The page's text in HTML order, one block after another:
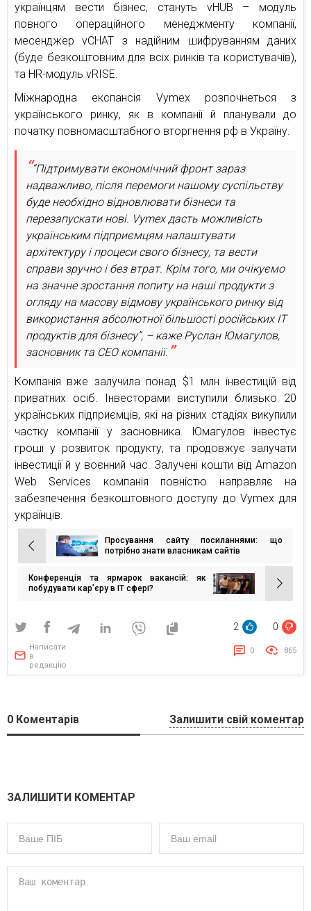
українцям вести бізнес, стануть vHUB – модуль
повного операційного менеджменту компанії,
месенджер vCHAT з надійним шифруванням даних
(буде безкоштовним для всіх ринків та користувачів),
та HR-модуль vRISE.
Міжнародна експансія Vymex розпочнеться з
українського ринку, як в компанії й планували до
початку повномасштабного вторгнення рф в Україну.
“Підтримувати економічний фронт зараз
надважливо, після перемоги нашому суспільству
буде необхідно відновлювати бізнеси та
перезапускати нові. Vymex дасть можливість
українським підприємцям налаштувати
архітектуру і процеси свого бізнесу, та вести
справи зручно і без втрат. Крім того, ми очікуємо
на значне зростання попиту на наші продукти з
огляду на масову відмову українського ринку від
використання абсолютної більшості російських ІТ
продуктів для бізнесу”, – каже Руслан Юмагулов,
засновник та СЕО компанії.
Компанія вже залучила понад $1 млн інвестицій від
приватних осіб. Інвесторами виступили близько 20
українських підприємців, які на різних стадіях викупили
частку компанії у засновника. Юмагулов інвестує
гроші у розвиток продукту, та продовжує залучати
інвестиції й у воєнний час. Залучені кошти від Amazon
Web Services компанія повністю направляє на
забезпечення безкоштовного доступу до Vymex для
українців.
Навігація
записів
Просування сайту посиланнями: що
потрібно знати власникам сайтів
Конференція та ярмарок вакансій: як
побудувати кар’єру в IT сфері?
2 0
Написати
в
редакцію
0 865
0 Коментарів Залишити свій коментар
ЗАЛИШИТИ КОМЕНТАР